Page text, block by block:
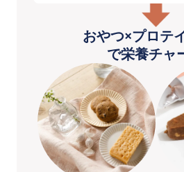
おやつ×プロテ
で栄養チャ